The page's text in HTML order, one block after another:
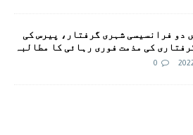
دو فرانسیسی شہری گرفتار، پیرس کی
کی مذمت فوری رہائی کا مطالبہ
0